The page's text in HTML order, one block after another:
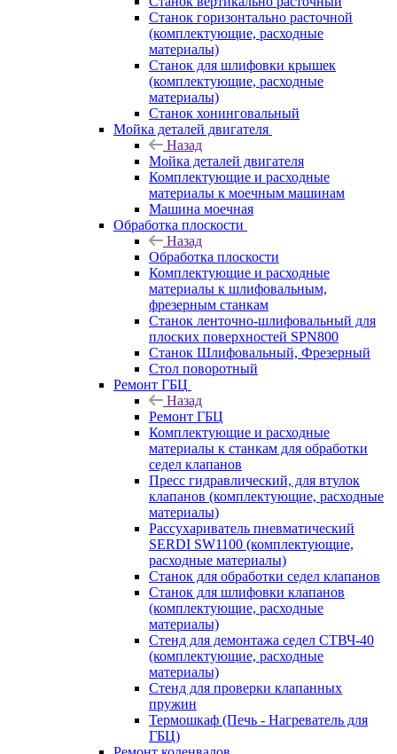
Станок горизонтально расточной
(комплектующие, расходные
материалы)
Станок для шлифовки крышек
(комплектующие, расходные
материалы)
Станок хонинговальный
Мойка деталей двигателя
Назад
Мойка деталей двигателя
Комплектующие и расходные
материалы к моечным машинам
Машина моечная
Обработка плоскости
Назад
Обработка плоскости
Комплектующие и расходные
материалы к шлифовальным,
фрезерным станкам
Станок ленточно-шлифовальный для
плоских поверхностей SPN800
Станок Шлифовальный, Фрезерный
Стол поворотный
Ремонт ГБЦ
Назад
Ремонт ГБЦ
Комплектующие и расходные
материалы к станкам для обработки
седел клапанов
Пресс гидравлический, для втулок
клапанов (комплектующие, расходные
материалы)
Рассухариватель пневматический
SERDI SW1100 (комплектующие,
расходные материалы)
Станок для обработки седел клапанов
Станок для шлифовки клапанов
(комплектующие, расходные
материалы)
Стенд для демонтажа седел СТВЧ-40
(комплектующие, расходные
материалы)
Стенд для проверки клапанных
пружин
Термошкаф (Печь - Нагреватель для
ГБЦ)